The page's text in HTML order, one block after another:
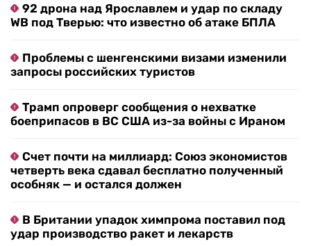
92 дрона над Ярославлем и удар по складу
WB под Тверью: что известно об атаке БПЛА
Проблемы с шенгенскими визами изменили
запросы российских туристов
Трамп опроверг сообщения о нехватке
боеприпасов в ВС США из-за войны с Ираном
Счет почти на миллиард: Союз экономистов
четверть века сдавал бесплатно полученный
особняк — и остался должен
В Британии упадок химпрома поставил под
удар производство ракет и лекарств